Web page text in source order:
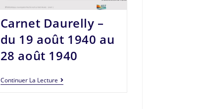
Carnet Daurelly –
du 19 août 1940 au
28 août 1940
Continuer La Lecture